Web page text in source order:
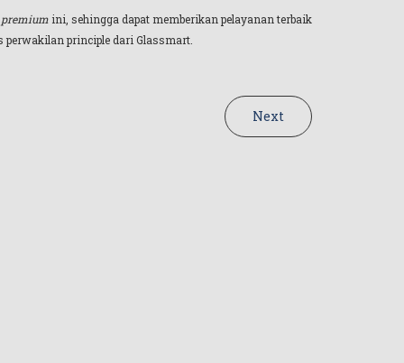
ini, sehingga dapat memberikan pelayanan terbaik
perwakilan principle dari Glassmart.
Next